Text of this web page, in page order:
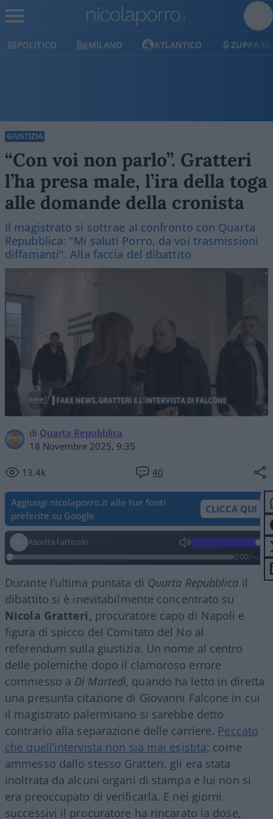
POLITICO MILANO ATLANTICO ZUPPA DI
GIUSTIZIA
“Con voi non parlo”. Gratteri
l’ha presa male, l’ira della toga
alle domande della cronista
Il magistrato si sottrae al confronto con Quarta
Repubblica: "Mi saluti Porro, da voi trasmissioni
diffamanti". Alla faccia del dibattito
di Quarta Repubblica
18 Novembre 2025, 9:35
13.4k 40
Aggiungi nicolaporro.it alle tue fonti
preferite su Google
CLICCA QUI
Ascolta l'articolo
0:00/--:--
Durante l’ultima puntata di Quarta Repubblica il
dibattito si è inevitabilmente concentrato su
Nicola Gratteri, procuratore capo di Napoli e
figura di spicco del Comitato del No al
referendum sulla giustizia. Un nome al centro
delle polemiche dopo il clamoroso errore
commesso a Di Martedì, quando ha letto in diretta
una presunta citazione di Giovanni Falcone in cui
il magistrato palermitano si sarebbe detto
contrario alla separazione delle carriere. Peccato
che quell’intervista non sia mai esistita: come
ammesso dallo stesso Gratteri, gli era stata
inoltrata da alcuni organi di stampa e lui non si
era preoccupato di verificarla. E nei giorni
successivi il procuratore ha rincarato la dose,